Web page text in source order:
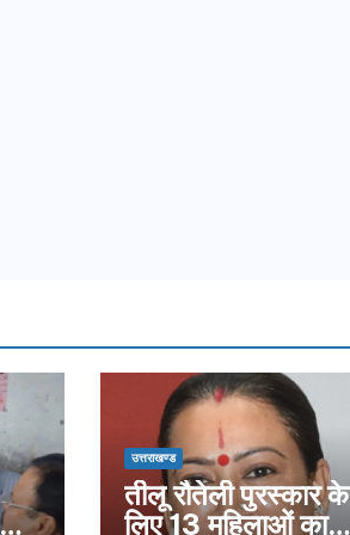
उत्तराखण्ड
तीलू रौतेली पुरस्कार के
लिए 13 महिलाओं का